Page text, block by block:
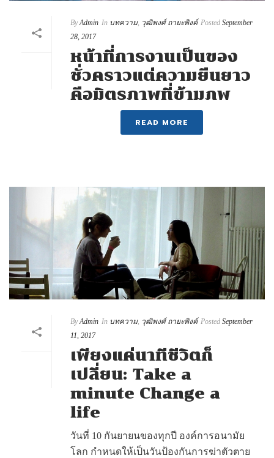
By Admin In บทความ, วุฒิพงศ์ ถายะพิงค์ Posted September
28, 2017
หน้าที่การงานเป็นของ
ชั่วคราวแต่ความยืนยาว
คือมิตรภาพที่ข้ามภพ
READ MORE
By Admin In บทความ, วุฒิพงศ์ ถายะพิงค์ Posted September
11, 2017
เพียงแค่นาทีชีวิตก็
เปลี่ยน: Take a
minute Change a
life
วันที่ 10 กันยายนของทุกปี องค์การอนามัย
โลก กำหนดให้เป็นวันป้องกันการฆ่าตัวตาย